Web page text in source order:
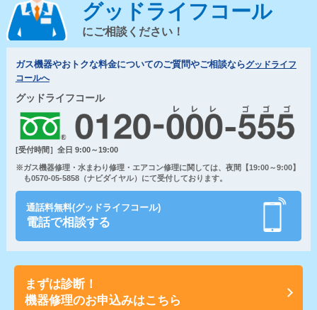
グッドライフコール
にご相談ください！
ガス機器やおトクな料金についてのご質問やご相談ならグッドライフ
コールへ
グッドライフコール
[受付時間］全日 9:00～19:00
※ガス機器修理・水まわり修理・エアコン修理に関しては、夜間【19:00～9:00】
も0570-05-5858（ナビダイヤル）にて受付しております。
通話料無料(グッドライフコール)
電話で相談する
まずは診断！
機器修理のお申込みはこちら